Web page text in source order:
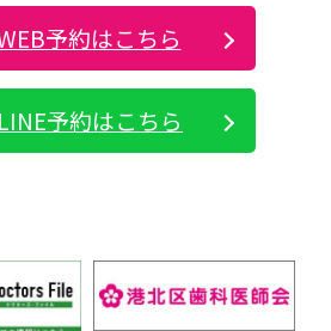
予約はこちら
LINE予約はこちら